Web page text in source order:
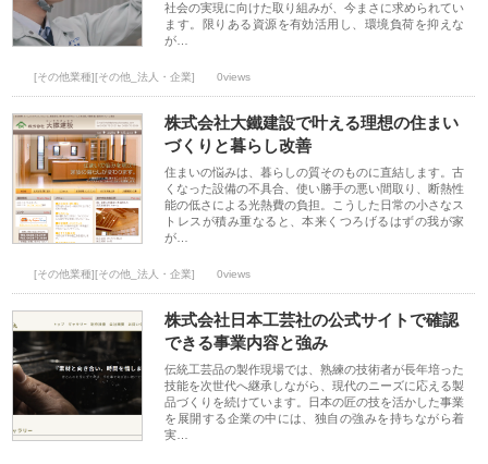
社会の実現に向けた取り組みが、今まさに求められてい
ます。限りある資源を有効活用し、環境負荷を抑えな
が…
[その他業種][その他_法人・企業] 0views
株式会社大鐵建設で叶える理想の住まい
づくりと暮らし改善
住まいの悩みは、暮らしの質そのものに直結します。古
くなった設備の不具合、使い勝手の悪い間取り、断熱性
能の低さによる光熱費の負担。こうした日常の小さなス
トレスが積み重なると、本来くつろげるはずの我が家
が…
[その他業種][その他_法人・企業] 0views
株式会社日本工芸社の公式サイトで確認
できる事業内容と強み
伝統工芸品の製作現場では、熟練の技術者が長年培った
技能を次世代へ継承しながら、現代のニーズに応える製
品づくりを続けています。日本の匠の技を活かした事業
を展開する企業の中には、独自の強みを持ちながら着
実…